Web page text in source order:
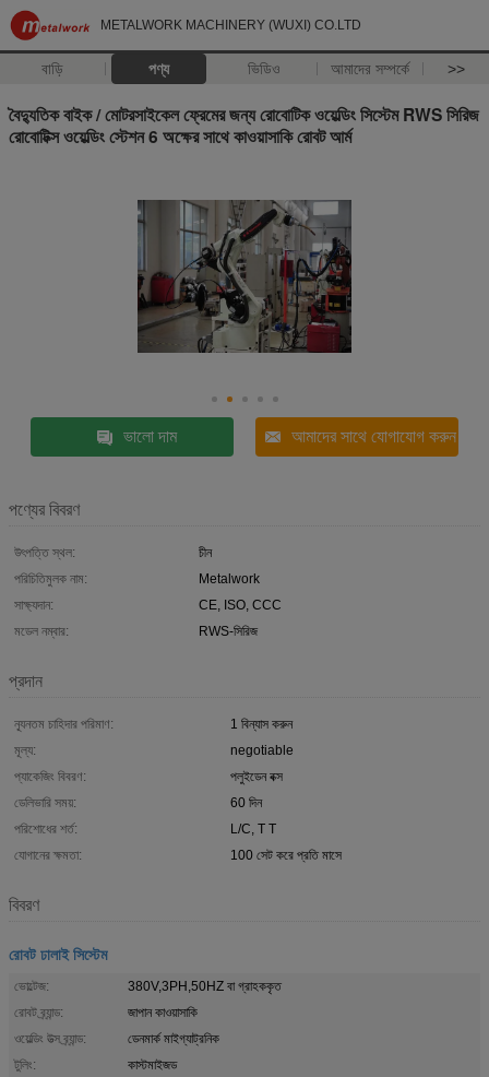
METALWORK MACHINERY (WUXI) CO.LTD
বাড়ি পণ্য ভিডিও আমাদের সম্পর্কে >>
বৈদ্যুতিক বাইক / মোটরসাইকেল ফ্রেমের জন্য রোবোটিক ওয়েল্ডিং সিস্টেম RWS সিরিজ
রোবোটিক্স ওয়েল্ডিং স্টেশন 6 অক্ষের সাথে কাওয়াসাকি রোবট আর্ম
ভালো দাম আমাদের সাথে যোগাযোগ করুন
পণ্যের বিবরণ
উৎপত্তি স্থল:
চীন
পরিচিতিমুলক নাম:
Metalwork
সাক্ষ্যদান:
CE, ISO, CCC
মডেল নম্বার:
RWS-সিরিজ
প্রদান
ন্যূনতম চাহিদার পরিমাণ:
1 বিন্যাস করুন
মূল্য:
negotiable
প্যাকেজিং বিবরণ:
পলুইডেন বক্স
ডেলিভারি সময়:
60 দিন
পরিশোধের শর্ত:
L/C, T T
যোগানের ক্ষমতা:
100 সেট করে প্রতি মাসে
বিবরণ
রোবট ঢালাই সিস্টেম
ভোল্টেজ:
380V,3PH,50HZ বা গ্রাহককৃত
রোবট ব্র্যান্ড:
জাপান কাওয়াসাকি
ওয়েল্ডিং উত্স ব্র্যান্ড:
ডেনমার্ক মাইগ্যাট্রনিক
টুলিং:
কাস্টমাইজড